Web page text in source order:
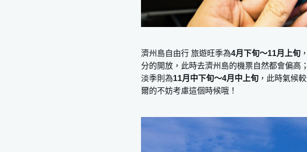
濟州島自由行 旅遊旺季為4月下旬～11月上旬
分的開放，此時去濟州島的機票自然都會偏高；
淡季則為11月中下旬～4月中上旬 ，此時氣候
爾的不妨考慮這個時候哦！